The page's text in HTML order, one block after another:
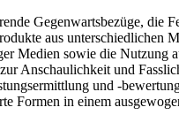
Gegenwartsbezüge, die
aus unterschiedlichen
Medien sowie die Nutzung
Anschaulichkeit und
und -
Formen in einem